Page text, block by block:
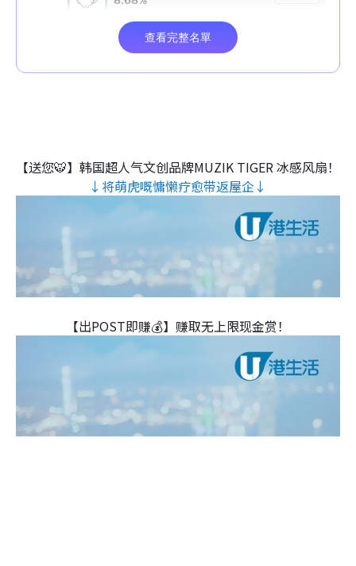
【送您🐯】韩国超人气文创品牌MUZIK TIGER 冰感风扇！
↓将萌虎嘅慵懒疗愈带返屋企↓
【出POST即赚💰】赚取无上限现金赏！